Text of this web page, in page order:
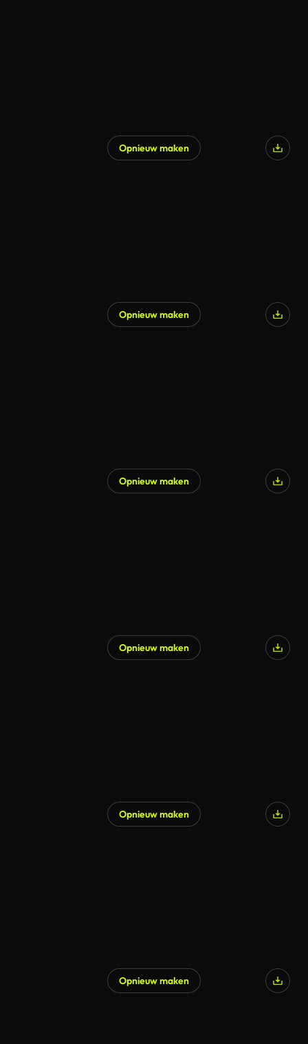
Opnieuw maken
Opnieuw maken
Opnieuw maken
Opnieuw maken
Opnieuw maken
Opnieuw maken